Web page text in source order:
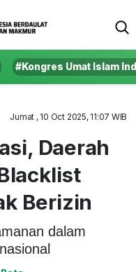
#Kongres Umat Islam
Jumat , 10 Oct 2025, 11:07 WIB
Daerah
Berizin
dalam